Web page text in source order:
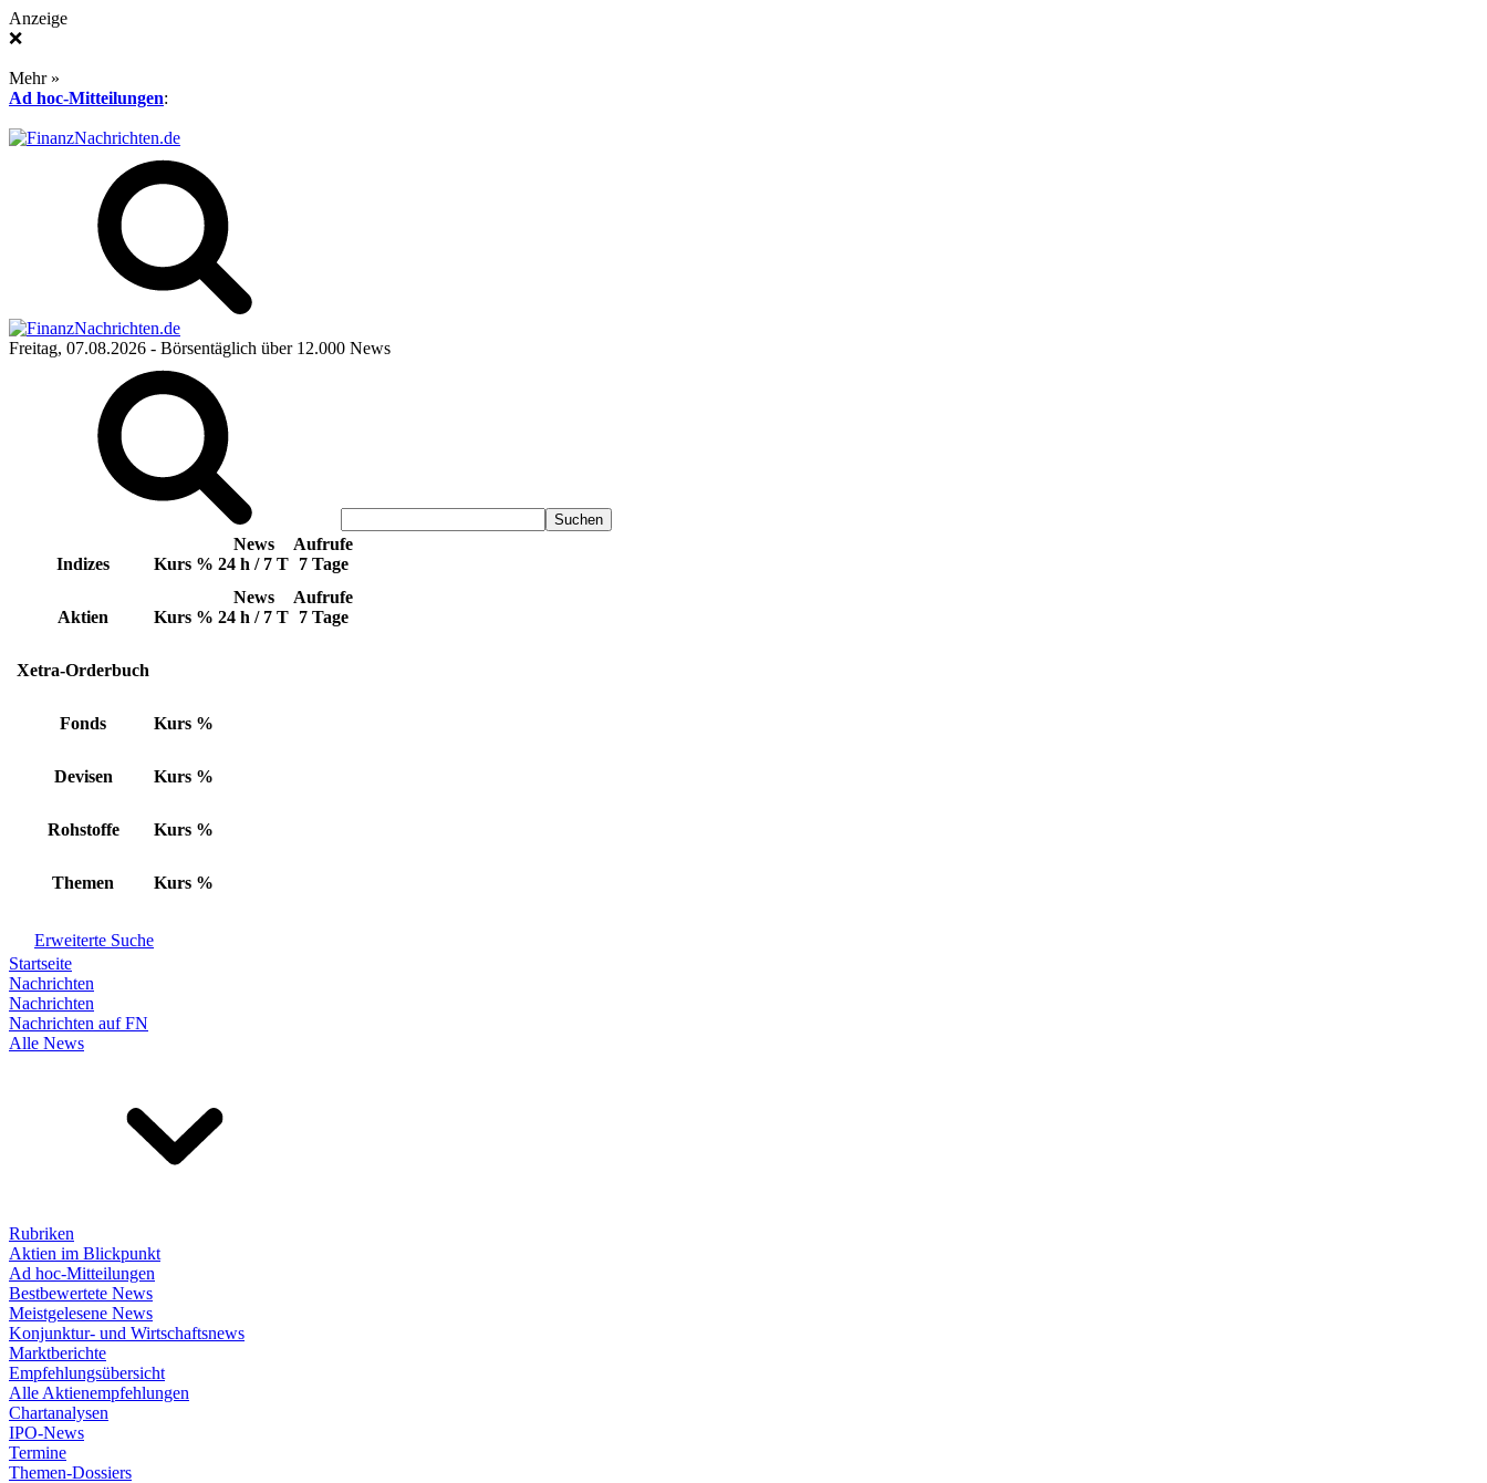
Anzeige
❌
Mehr »
Ad hoc-Mitteilungen:
Freitag, 07.08.2026 - Börsentäglich über 12.000 News
Indizes Kurs %
News
24 h / 7 T
Aufrufe
7 Tage
Aktien Kurs %
News
24 h / 7 T
Aufrufe
7 Tage
Xetra-Orderbuch
Fonds Kurs %
Devisen Kurs %
Rohstoffe Kurs %
Themen Kurs %
Erweiterte Suche
Startseite
Nachrichten
Nachrichten
Nachrichten auf FN
Alle News
Rubriken
Aktien im Blickpunkt
Ad hoc-Mitteilungen
Bestbewertete News
Meistgelesene News
Konjunktur- und Wirtschaftsnews
Marktberichte
Empfehlungsübersicht
Alle Aktienempfehlungen
Chartanalysen
IPO-News
Termine
Themen-Dossiers